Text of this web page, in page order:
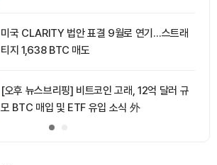
미국 CLARITY 법안 표결 9월로 연기…스트래
티지 1,638 BTC 매도
[오후 뉴스브리핑] 비트코인 고래, 12억 달러 규
모 BTC 매입 및 ETF 유입 소식 外